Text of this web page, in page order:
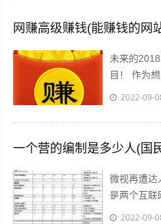
网赚高级赚钱(能赚钱的网
未来的
目！ 作为
说，那些打
2022-09-
微视再遭达
是两个互联
欠达人补贴
2022-09-